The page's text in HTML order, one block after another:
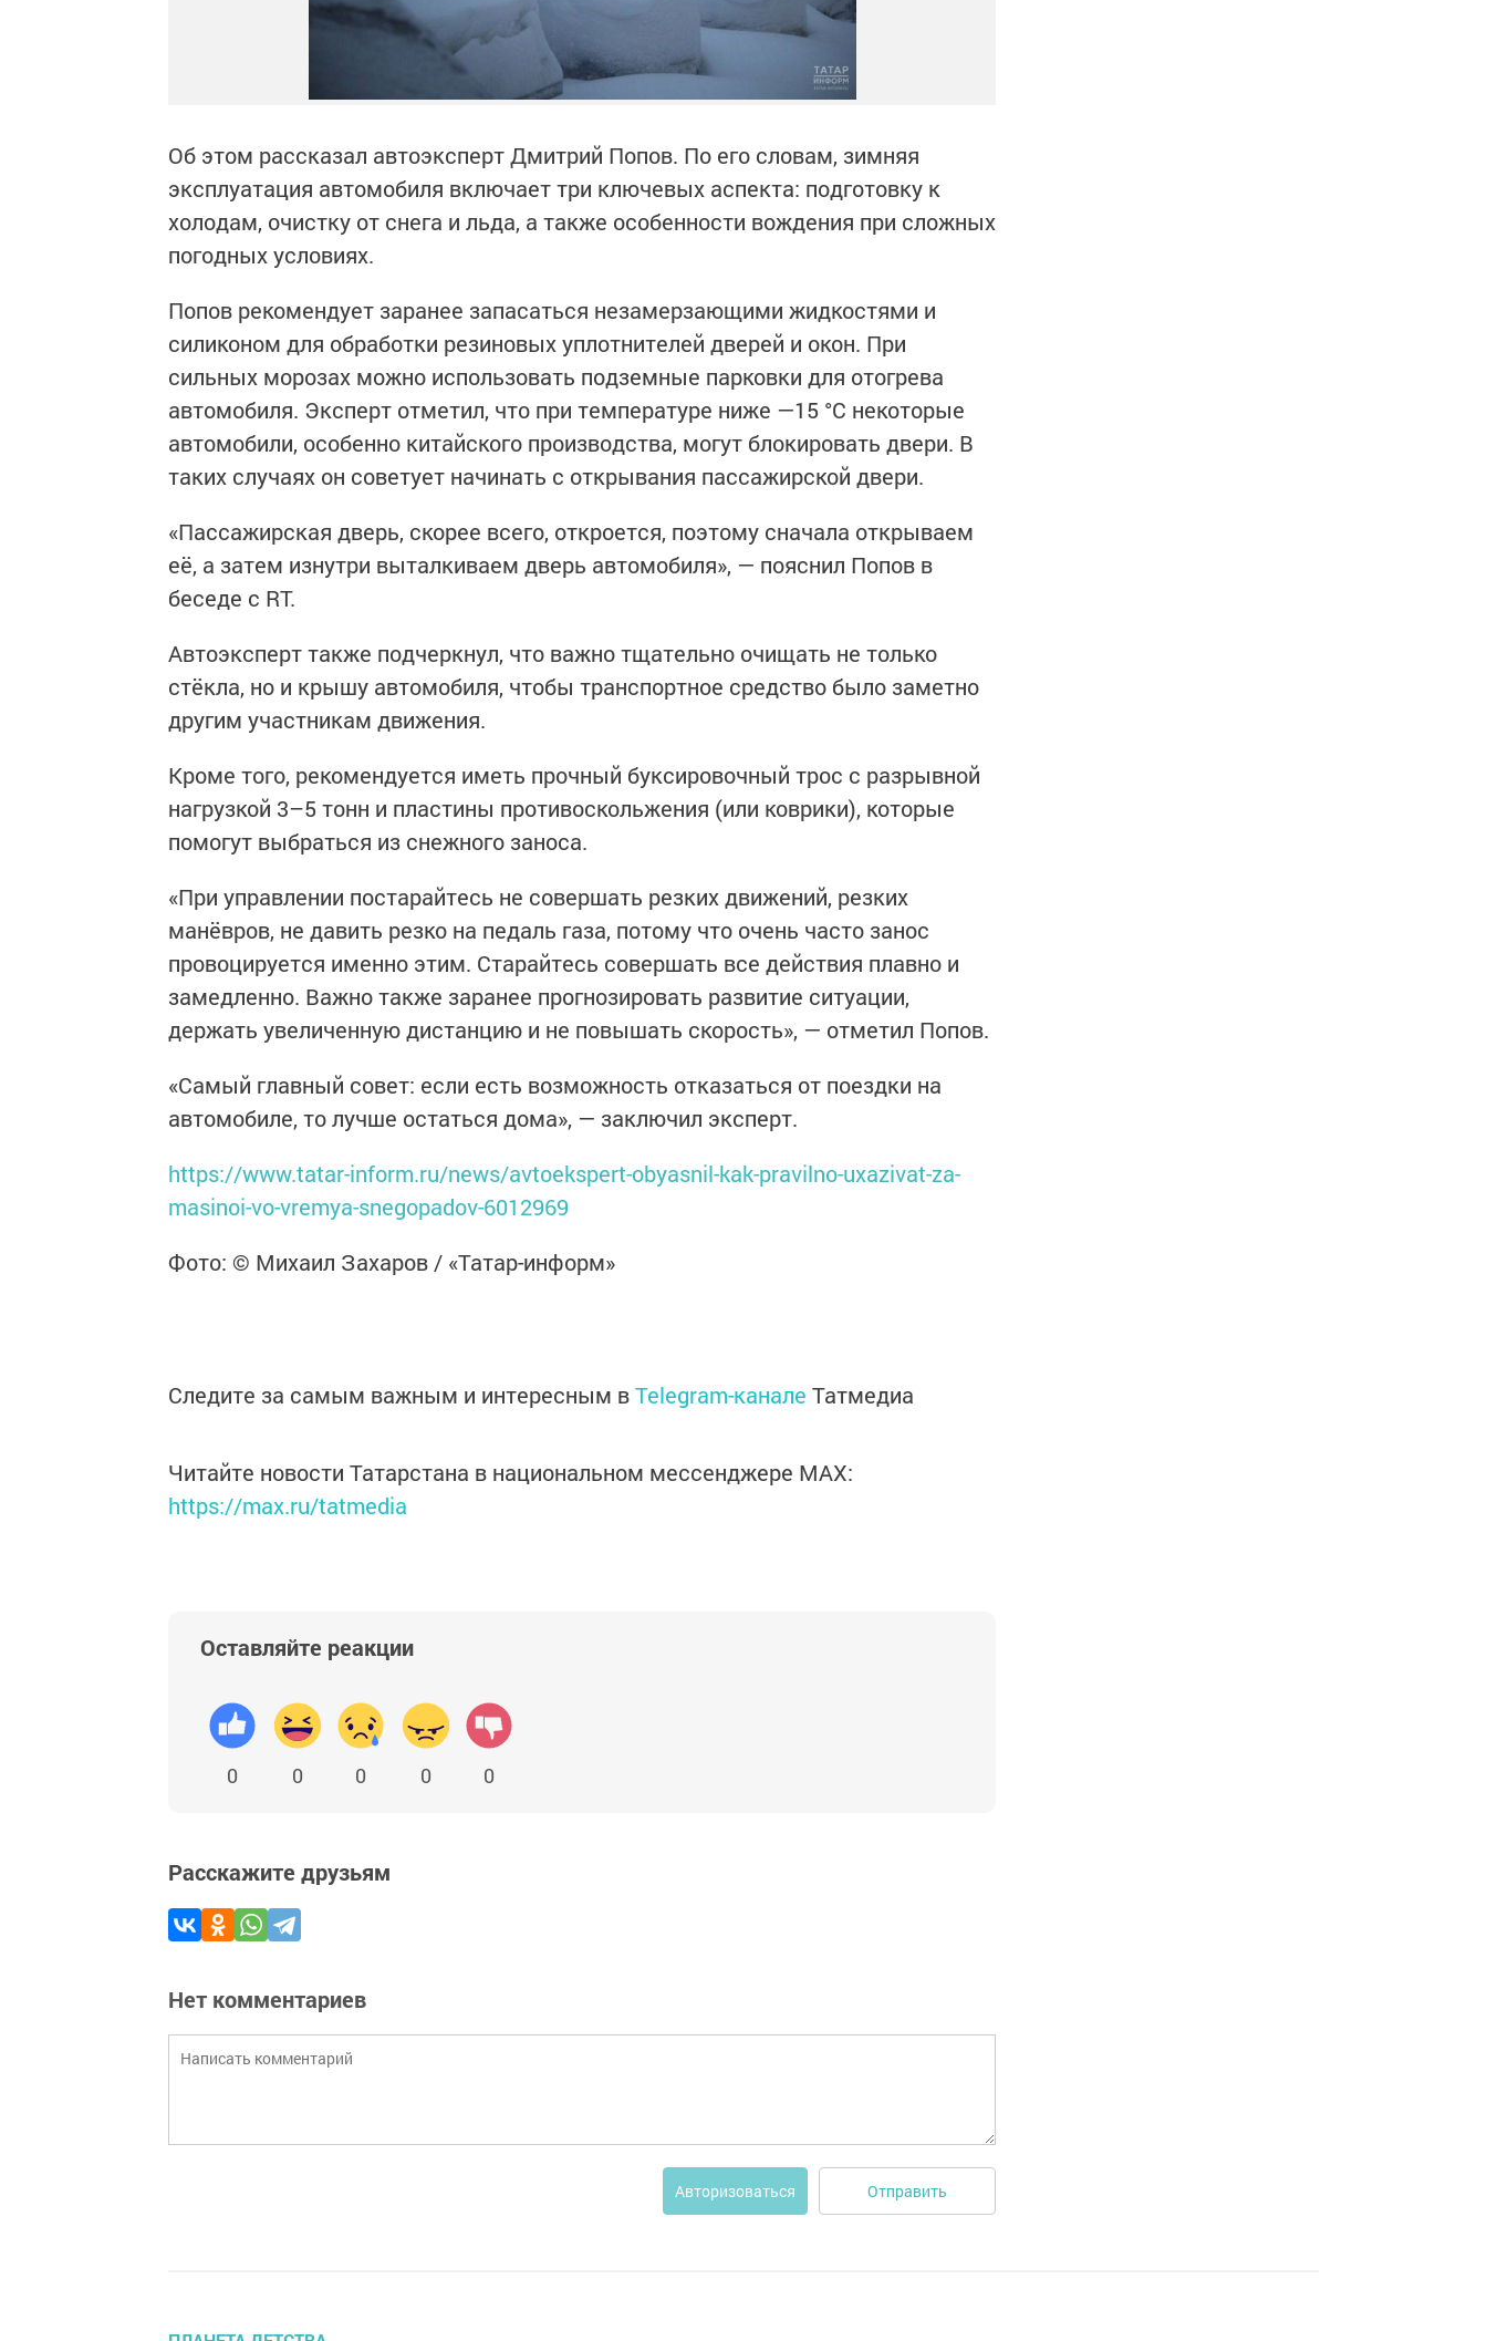
Об этом рассказал автоэксперт Дмитрий Попов. По его словам, зимняя
эксплуатация автомобиля включает три ключевых аспекта: подготовку к
холодам, очистку от снега и льда, а также особенности вождения при сложных
погодных условиях.
Попов рекомендует заранее запасаться незамерзающими жидкостями и
силиконом для обработки резиновых уплотнителей дверей и окон. При
сильных морозах можно использовать подземные парковки для отогрева
автомобиля. Эксперт отметил, что при температуре ниже —15 °C некоторые
автомобили, особенно китайского производства, могут блокировать двери. В
таких случаях он советует начинать с открывания пассажирской двери.
«Пассажирская дверь, скорее всего, откроется, поэтому сначала открываем
её, а затем изнутри выталкиваем дверь автомобиля», — пояснил Попов в
беседе с RT.
Автоэксперт также подчеркнул, что важно тщательно очищать не только
стёкла, но и крышу автомобиля, чтобы транспортное средство было заметно
другим участникам движения.
Кроме того, рекомендуется иметь прочный буксировочный трос с разрывной
нагрузкой 3–5 тонн и пластины противоскольжения (или коврики), которые
помогут выбраться из снежного заноса.
«При управлении постарайтесь не совершать резких движений, резких
манёвров, не давить резко на педаль газа, потому что очень часто занос
провоцируется именно этим. Старайтесь совершать все действия плавно и
замедленно. Важно также заранее прогнозировать развитие ситуации,
держать увеличенную дистанцию и не повышать скорость», — отметил Попов.
«Самый главный совет: если есть возможность отказаться от поездки на
автомобиле, то лучше остаться дома», — заключил эксперт.
https://www.tatar-inform.ru/news/avtoekspert-obyasnil-kak-pravilno-uxazivat-za-
masinoi-vo-vremya-snegopadov-6012969
Фото: © Михаил Захаров / «Татар-информ»
Следите за самым важным и интересным вTelegram-канале Татмедиа
Читайте новости Татарстана в национальном мессенджере MАХ:
https://max.ru/tatmedia
Оставляйте реакции
0 0 0 0 0
Расскажите друзьям
Нет комментариев
Авторизоваться Отправить